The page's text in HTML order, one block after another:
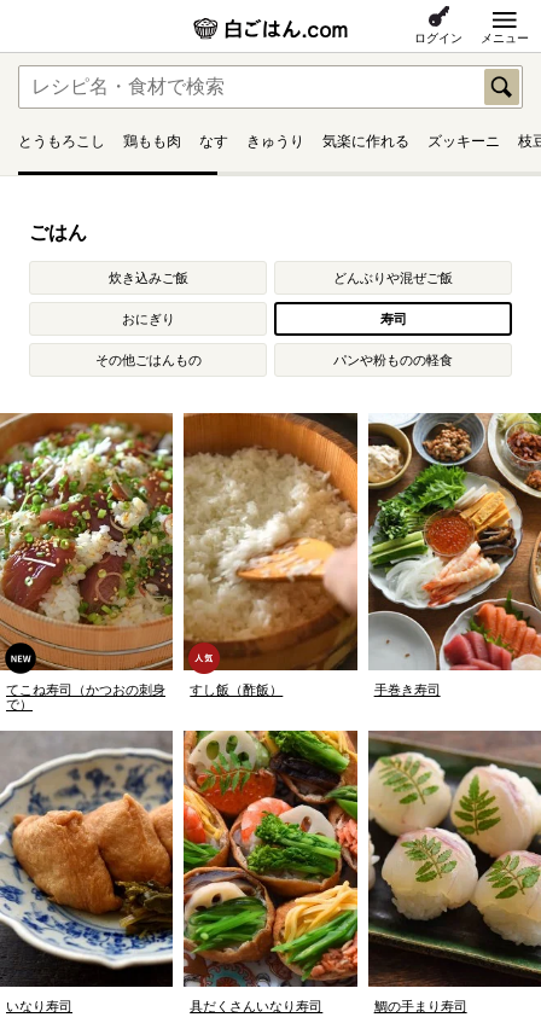
ログイン メニュー
とうもろこし 鶏もも肉 なす きゅうり 気楽に作れる ズッキーニ 枝
ごはん
炊き込みご飯 どんぶりや混ぜご飯
おにぎり 寿司
その他ごはんもの パンや粉ものの軽食
てこね寿司（かつおの刺身
で）
すし飯（酢飯） 手巻き寿司
いなり寿司 具だくさんいなり寿司 鯛の手まり寿司